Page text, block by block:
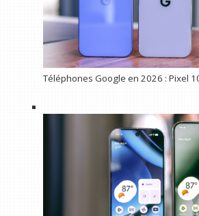
Téléphones Google en 2026 : Pixel